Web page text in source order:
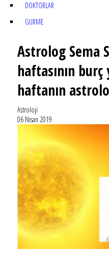
DOKTORLAR
GURME
Astrolog Sema
haftasının
haftanın
Astroloji
06 Nisan 2019